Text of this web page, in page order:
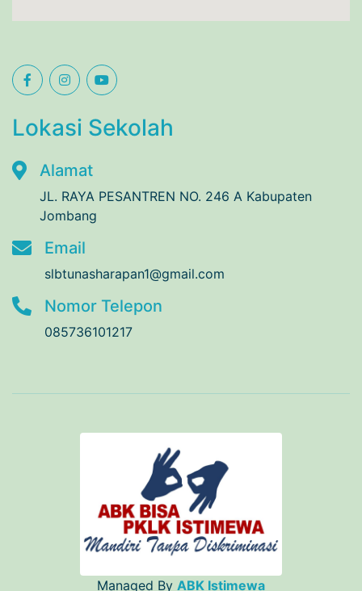
Lokasi Sekolah
Alamat
JL. RAYA PESANTREN NO. 246 A Kabupaten
Jombang
Email
slbtunasharapan1@gmail.com
Nomor Telepon
085736101217
Managed By ABK Istimewa